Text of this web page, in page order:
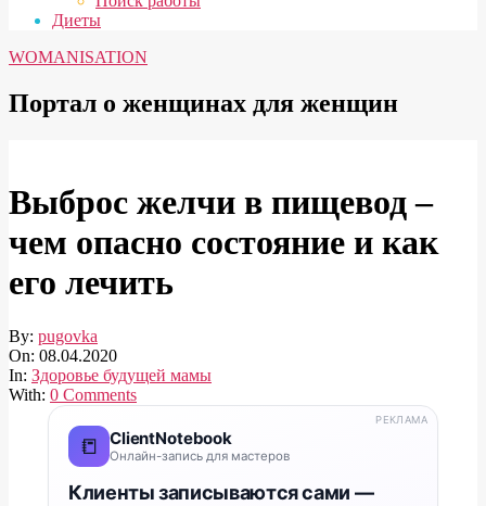
Диеты
WOMANISATION
Портал о женщинах для женщин
Выброс желчи в пищевод –
чем опасно состояние и как
его лечить
By: pugovka
On: 08.04.2020
In: Здоровье будущей мамы
With: 0 Comments
📒 ClientNotebook
Онлайн-запись для мастеров
Клиенты записываются сами —
РЕКЛАМА